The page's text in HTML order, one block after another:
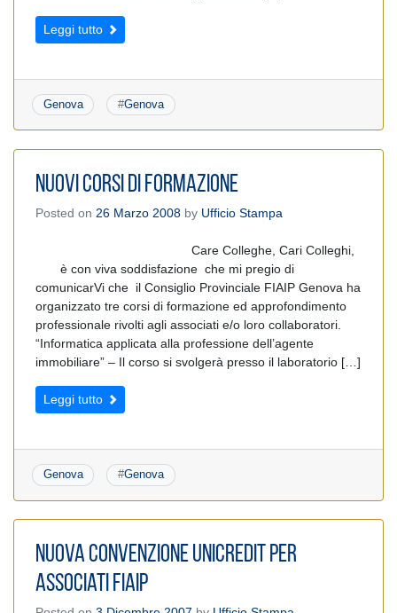
Leggi tutto
Genova #Genova
Nuovi Corsi di Formazione
Posted on 26 Marzo 2008 by Ufficio Stampa
Care Colleghe, Cari Colleghi,
è con viva soddisfazione che mi pregio di
comunicarVi che il Consiglio Provinciale FIAIP Genova ha
organizzato tre corsi di formazione ed approfondimento
professionale rivolti agli associati e/o loro collaboratori.
“Informatica applicata alla professione dell’agente
immobiliare” – Il corso si svolgerà presso il laboratorio […]
Leggi tutto
Genova #Genova
Nuova Convenzione Unicredit per
associati FIAIP